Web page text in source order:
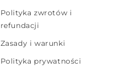
Polityka zwrotów i
refundacji
Zasady i warunki
Polityka prywatności